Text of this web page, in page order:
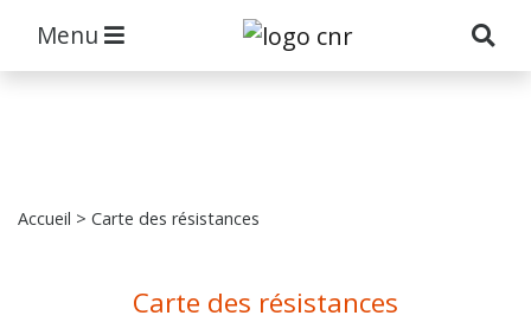
Menu
Accueil > Carte des résistances
Carte des résistances